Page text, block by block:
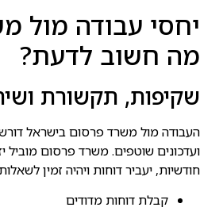
יחסי עבודה מול
מה חשוב לדעת?
שקיפות, תקשורת
העבודה מול משרד פרסום בישראל
ועדכונים שוטפים. משרד פרסום מוביל
חודשיות, יעביר דוחות ויהיה זמין
קבלת דוחות מדודים